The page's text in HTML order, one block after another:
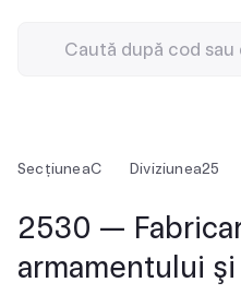
SecțiuneaC Diviziunea25
2530 —
armamentului